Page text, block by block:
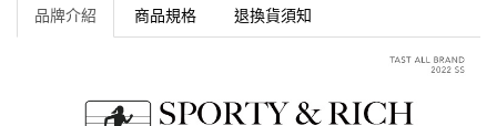
品牌介紹 商品規格 退換貨須知